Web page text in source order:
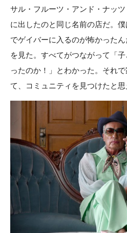
サル・フルーツ・アンド・ナッ
に出したのと同じ名前の店だ。
でゲイバーに入るのが怖かった
を見た。すべてがつながって「
ったのか！」とわかった。それ
て、コミュニティを見つけたと思